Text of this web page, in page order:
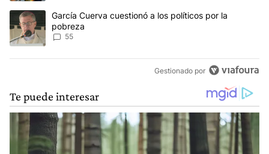
Un artículo de tendencia con el título "García Cuerva cuestionó
García Cuerva cuestionó a los políticos por la
pobreza
55
Gestionado por